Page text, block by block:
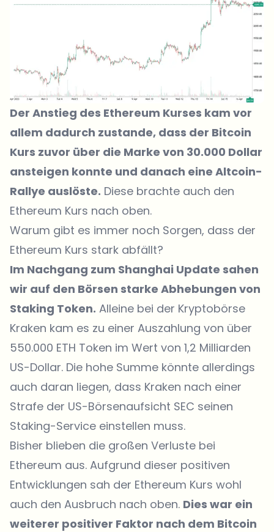
Der Anstieg des Ethereum Kurses kam vor
allem dadurch zustande, dass der Bitcoin
Kurs zuvor über die Marke von 30.000 Dollar
ansteigen konnte und danach eine Altcoin-
Rallye auslöste. Diese brachte auch den
Ethereum Kurs nach oben.
Warum gibt es immer noch Sorgen, dass der
Ethereum Kurs stark abfällt?
Im Nachgang zum Shanghai Update sahen
wir auf den Börsen starke Abhebungen von
Staking Token. Alleine bei der Kryptobörse
Kraken kam es zu einer Auszahlung von über
550.000 ETH Token im Wert von 1,2 Milliarden
US-Dollar. Die hohe Summe könnte allerdings
auch daran liegen, dass Kraken nach einer
Strafe der US-Börsenaufsicht SEC seinen
Staking-Service einstellen muss.
Bisher blieben die großen Verluste bei
Ethereum aus. Aufgrund dieser positiven
Entwicklungen sah der Ethereum Kurs wohl
auch den Ausbruch nach oben. Dies war ein
weiterer positiver Faktor nach dem Bitcoin